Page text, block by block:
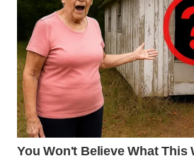
KALBAR
WN
KALTENG
WN
KALTARA
WN